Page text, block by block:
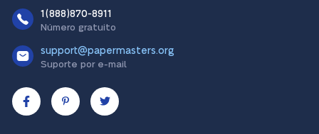
1(888)870-8911
Número gratuito
support@papermasters.org
Suporte por e-mail